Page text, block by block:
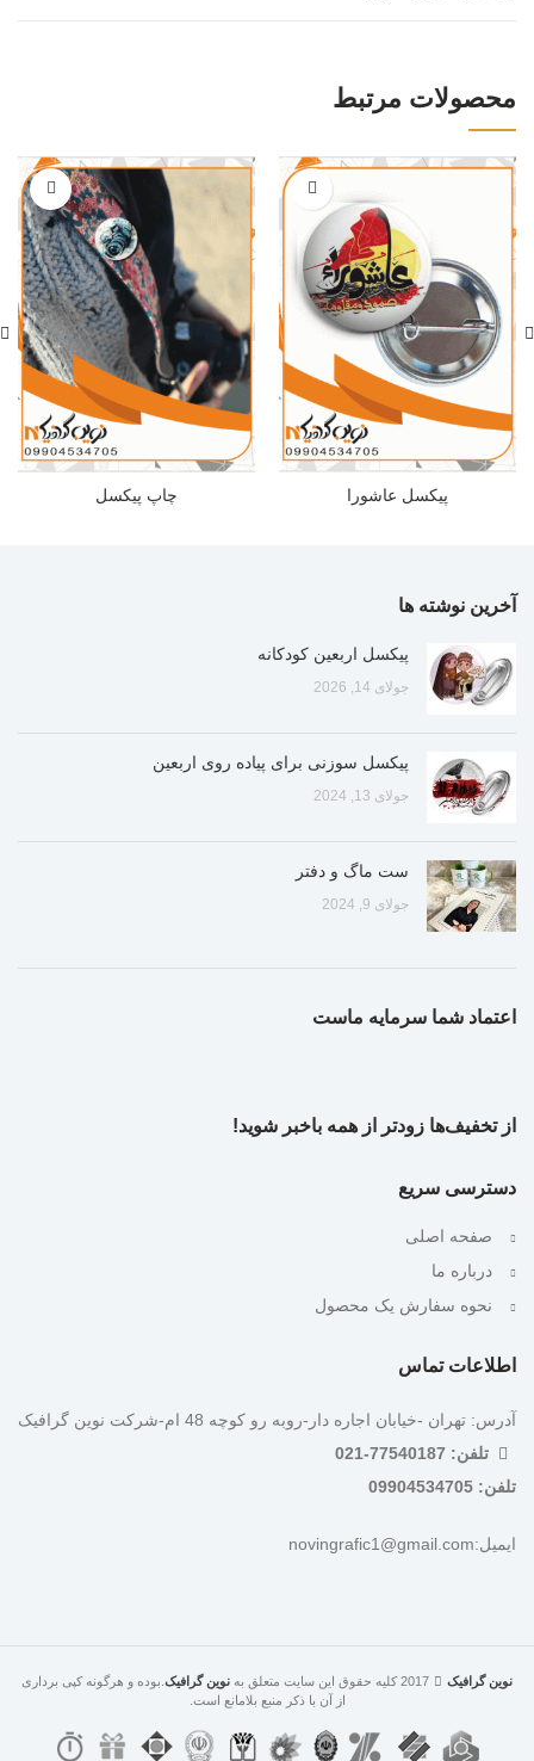
محصولات مرتبط
پیکسل عاشورا چاپ پیکسل
آخرین نوشته ها
پیکسل اربعین کودکانه
جولای 14, 2026
پیکسل سوزنی برای پیاده روی اربعین
جولای 13, 2024
ست ماگ و دفتر
جولای 9, 2024
اعتماد شما سرمایه ماست
از تخفیف‌ها زودتر از همه باخبر شوید!
دسترسی سریع
صفحه اصلی
درباره ما
نحوه سفارش یک محصول
اطلاعات تماس
آدرس: تهران -خیابان اجاره دار-روبه رو کوچه 48 ام-شرکت نوین گرافیک
تلفن: 77540187-021
تلفن: 09904534705
ایمیل:novingrafic1@gmail.com
نوین گرافیک نوین گرافیک .بوده و هرگونه کپی برداری
از آن با ذکر منبع بلامانع است.